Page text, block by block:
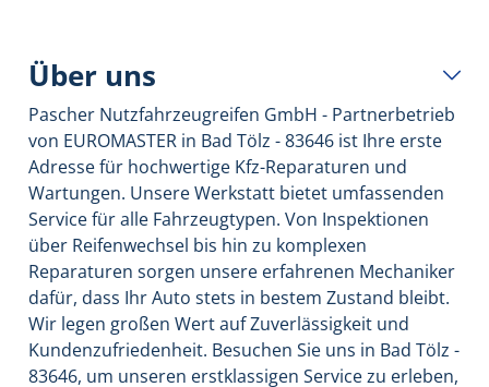
Über uns
Pascher Nutzfahrzeugreifen GmbH - Partnerbetrieb
von EUROMASTER in Bad Tölz - 83646 ist Ihre erste
Adresse für hochwertige Kfz-Reparaturen und
Wartungen. Unsere Werkstatt bietet umfassenden
Service für alle Fahrzeugtypen. Von Inspektionen
über Reifenwechsel bis hin zu komplexen
Reparaturen sorgen unsere erfahrenen Mechaniker
dafür, dass Ihr Auto stets in bestem Zustand bleibt.
Wir legen großen Wert auf Zuverlässigkeit und
Kundenzufriedenheit. Besuchen Sie uns in Bad Tölz -
83646, um unseren erstklassigen Service zu erleben,